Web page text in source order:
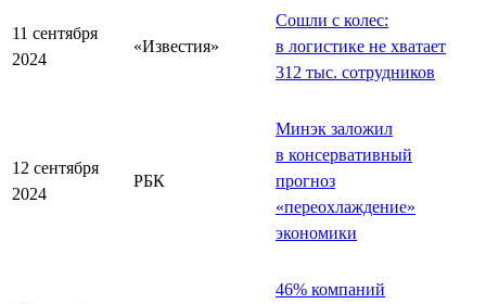
11 сентября
2024
«Известия»
Сошли с колес:
в логистике не хватает
312 тыс. сотрудников
12 сентября
2024
РБК
Минэк заложил
в консервативный
прогноз
«переохлаждение»
экономики
46% компаний